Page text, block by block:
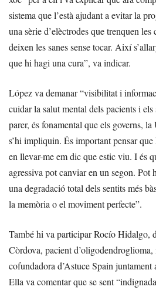
sistema que l’està ajudant a evitar la
una sèrie d’elèctrodes que trenquen les
deixen les sanes sense tocar. Així
que hi hagi una cura”, va indicar.
López va demanar “visibilitat i
cuidar la salut mental dels pacients i
parer, és fonamental que els governs,
s’hi impliquin. És important pensar
en llevar-me em dic que estic viu. I és
agressiva pot canviar en un segon. Pot
una degradació total dels sentits més
la memòria o el moviment perfecte”.
També hi va participar Rocío Hidalgo,
Còrdova, pacient
cofundadora d’Astuce Spain
Ella va comentar que se sent